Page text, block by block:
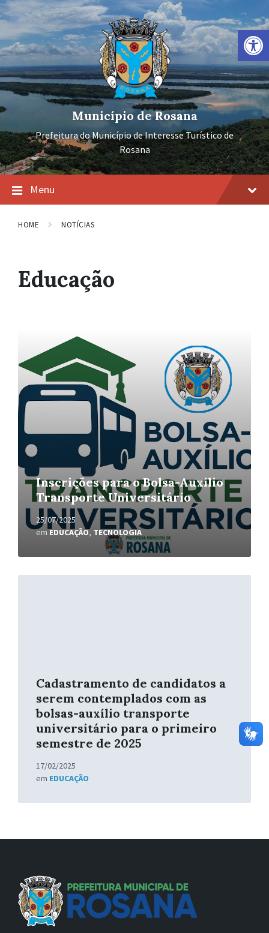
Barra de Ferramentas Aberta
Ir
para
conteúdo
Pular
para
navegação
principal
Pular
para
rodapé
Município de Rosana
Prefeitura do Município de Interesse Turístico de
Rosana
Menu
HOME NOTÍCIAS
Educação
Inscrições para o Bolsa-Auxílio
Transporte Universitário
25/07/2025
emEDUCAÇÃO, TECNOLOGIA
Cadastramento de candidatos a
serem contemplados com as
bolsas-auxílio transporte
universitário para o primeiro
semestre de 2025
17/02/2025
em EDUCAÇÃO